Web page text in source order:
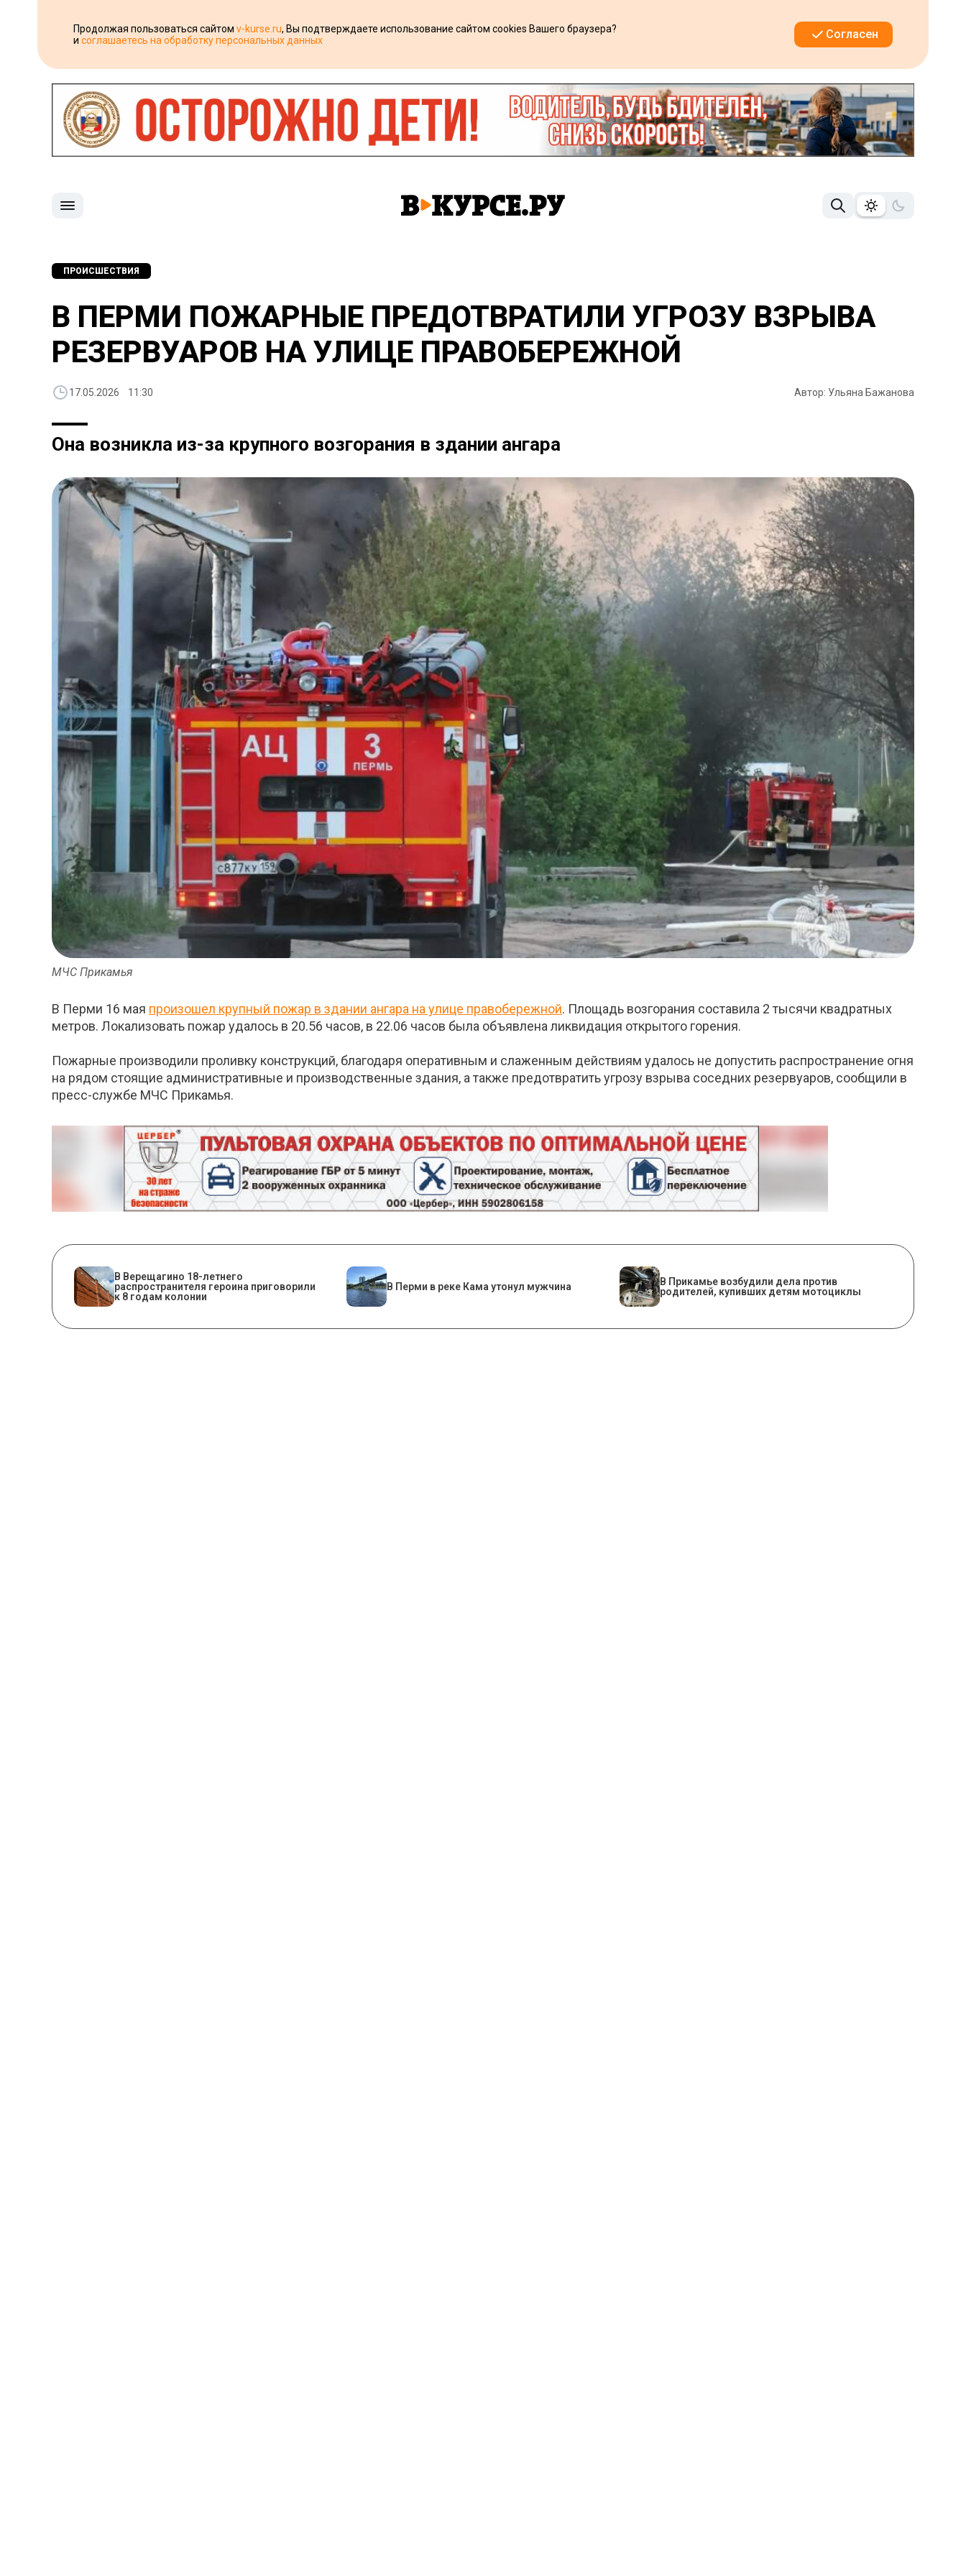
Продолжая пользоваться сайтом v-kurse.ru, Вы подтверждаете использование сайтом cookies Вашего браузера?
и соглашаетесь на обработку персональных данных Согласен
ПРОИСШЕСТВИЯ
В ПЕРМИ ПОЖАРНЫЕ ПРЕДОТВРАТИЛИ УГРОЗУ ВЗРЫВА
РЕЗЕРВУАРОВ НА УЛИЦЕ ПРАВОБЕРЕЖНОЙ
17.05.2026 11:30 Автор: Ульяна Бажанова
Она возникла из-за крупного возгорания в здании ангара
МЧС Прикамья
В Перми 16 мая произошел крупный пожар в здании ангара на улице правобережной. Площадь возгорания составила 2 тысячи квадратных
метров. Локализовать пожар удалось в 20.56 часов, в 22.06 часов была объявлена ликвидация открытого горения.
Пожарные производили проливку конструкций, благодаря оперативным и слаженным действиям удалось не допустить распространение огня
на рядом стоящие административные и производственные здания, а также предотвратить угрозу взрыва соседних резервуаров, сообщили в
пресс-службе МЧС Прикамья.
В Верещагино 18-летнего
распространителя героина приговорили
к 8 годам колонии
В Перми в реке Кама утонул мужчина
В Прикамье возбудили дела против
родителей, купивших детям мотоциклы